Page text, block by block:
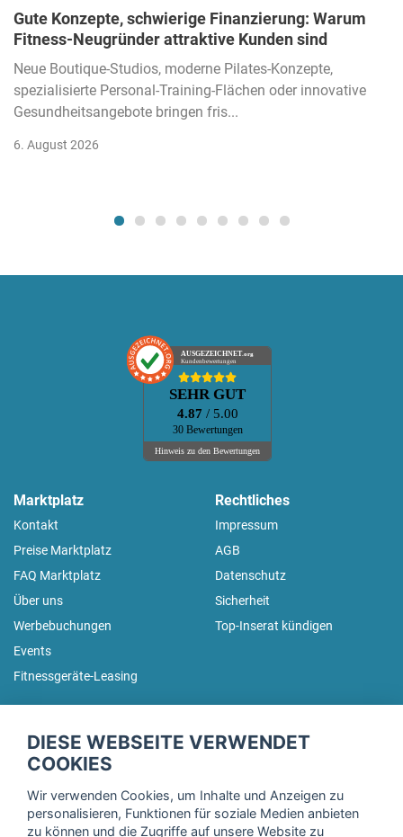
Gute Konzepte, schwierige Finanzierung: Warum
Fitness-Neugründer attraktive Kunden sind
Neue Boutique-Studios, moderne Pilates-Konzepte,
spezialisierte Personal-Training-Flächen oder innovative
Gesundheitsangebote bringen fris...
6. August 2026
AUSGEZEICHNET.org
Kundenbewertungen
SEHR GUT
4.87 / 5.00
30 Bewertungen
Hinweis zu den Bewertungen
Marktplatz
Kontakt
Preise Marktplatz
FAQ Marktplatz
Über uns
Werbebuchungen
Events
Fitnessgeräte-Leasing
Rechtliches
Impressum
AGB
Datenschutz
Sicherheit
Top-Inserat kündigen
Trage dich hier für unseren Newsletter ein und erhalte regelmäßig
DIESE WEBSEITE VERWENDET
COOKIES
Wir verwenden Cookies, um Inhalte und Anzeigen zu
personalisieren, Funktionen für soziale Medien anbieten
zu können und die Zugriffe auf unsere Website zu